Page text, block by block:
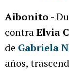
Aibonito -
contraElvia
de Gabriela
años,